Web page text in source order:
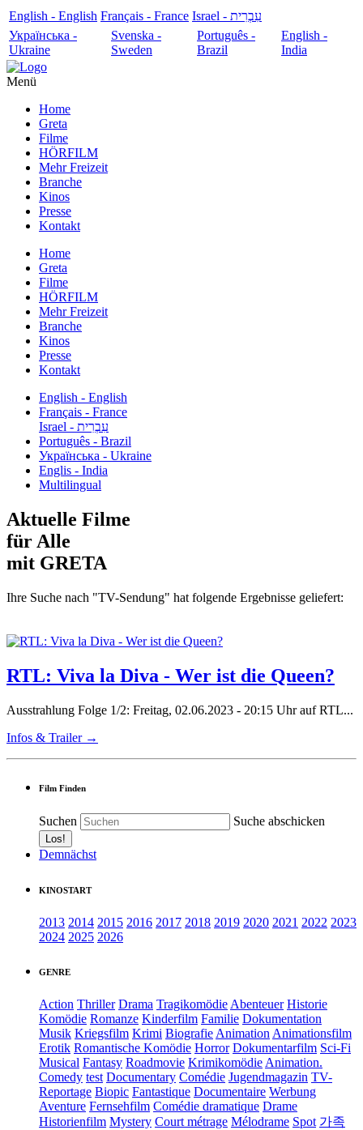
English - English Français - France
עִבְרִית - Israel
Українська -
Ukraine
Svenska -
Sweden
Português -
Brazil
English -
India
Menü
Home
Greta
Filme
HÖRFILM
Mehr Freizeit
Branche
Kinos
Presse
Kontakt
Home
Greta
Filme
HÖRFILM
Mehr Freizeit
Branche
Kinos
Presse
Kontakt
English - English
Français - France
עִבְרִית - Israel
Português - Brazil
Українська - Ukraine
Englis - India
Multilingual
Aktuelle Filme
für Alle
mit GRETA
Ihre Suche nach "TV-Sendung" hat folgende Ergebnisse geliefert:
RTL: Viva la Diva - Wer ist die Queen?
Ausstrahlung Folge 1/2: Freitag, 02.06.2023 - 20:15 Uhr auf RTL...
Infos & Trailer →
Film Finden
Suchen Suche abschicken
Demnächst
KINOSTART
2013 2014 2015 2016 2017 2018 2019 2020 2021 2022 2023
2024 2025 2026
GENRE
Action Thriller Drama TragikomödieAbenteuer Historie
Komödie Romanze Kinderfilm Familie Dokumentation
Musik Kriegsfilm Krimi BiografieAnimationAnimationsfilm
Erotik Romantische Komödie Horror Dokumentarfilm Sci-Fi
Musical Fantasy Roadmovie KrimikomödieAnimation.
Comedy test Documentary Comédie Jugendmagazin TV-
Reportage Biopic Fantastique Documentaire Werbung
Aventure Fernsehfilm Comédie dramatique Drame
Historienfilm Mystery Court métrage Mélodrame Spot 가족